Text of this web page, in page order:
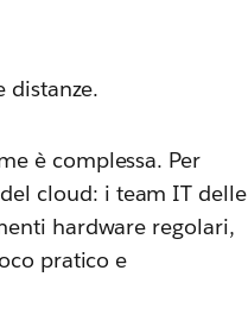
distanze.
è complessa. Per
cloud: i team IT delle
hardware regolari,
pratico e